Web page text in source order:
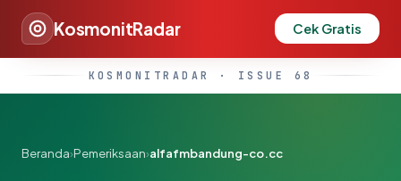
KosmonitRadar Cek Gratis
KOSMONITRADAR · ISSUE 68
Beranda›Pemeriksaan›alfafmbandung-co.cc